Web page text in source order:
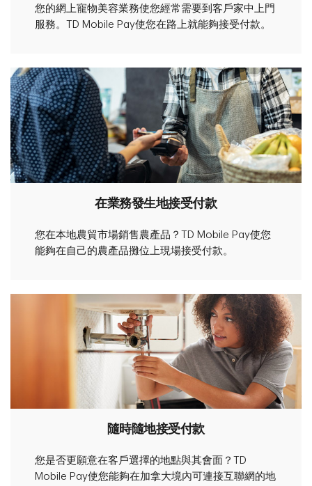
您的網上寵物美容業務使您經常需要到客戶家中上門
服務。TD Mobile Pay使您在路上就能夠接受付款。
在業務發生地接受付款
您在本地農貿市場銷售農產品？TD Mobile Pay使您
能夠在自己的農產品攤位上現場接受付款。
隨時隨地接受付款
您是否更願意在客戶選擇的地點與其會面？TD
Mobile Pay使您能夠在加拿大境內可連接互聯網的地